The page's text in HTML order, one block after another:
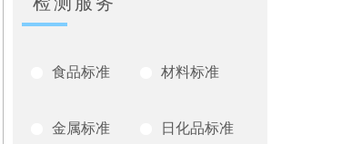
食品标准 材料标准
金属标准 日化品标准